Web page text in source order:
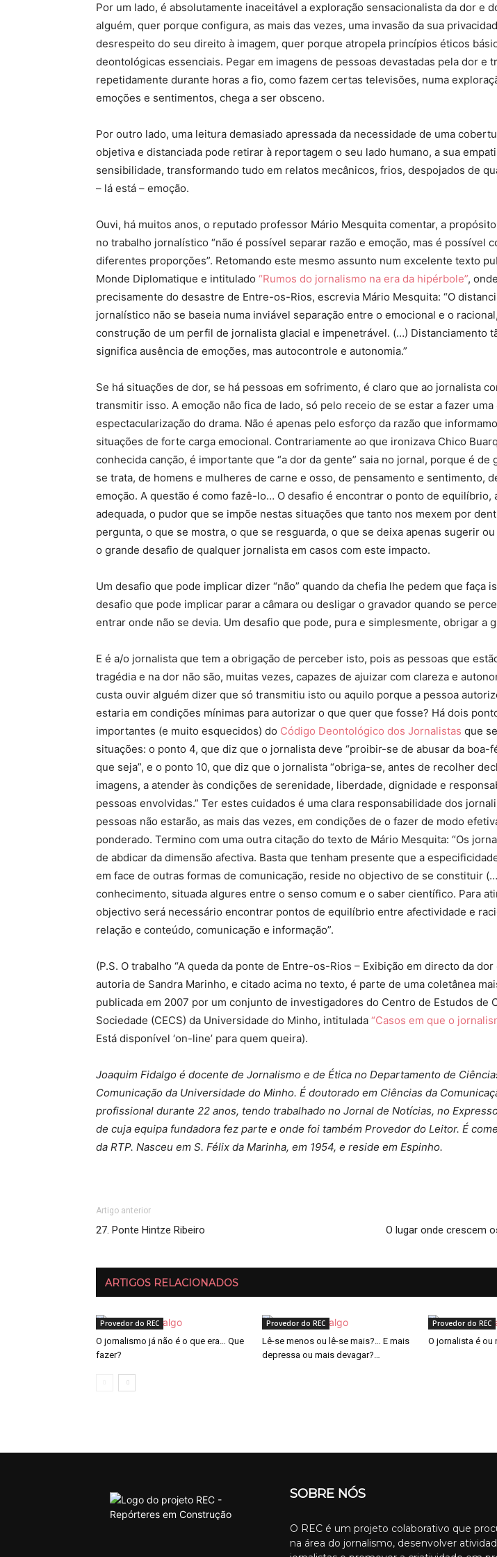
Por um lado, é absolutamente inaceitável a exploração sensacionalista da dor e
alguém, quer porque configura, as mais das vezes, uma invasão da sua
desrespeito do seu direito à imagem, quer porque atropela princípios éticos
deontológicas essenciais. Pegar em imagens de pessoas devastadas pela dor e
repetidamente durante horas a fio, como fazem certas televisões, numa
emoções e sentimentos, chega a ser obsceno.
Por outro lado, uma leitura demasiado apressada da necessidade de uma
objetiva e distanciada pode retirar à reportagem o seu lado humano, a sua
sensibilidade, transformando tudo em relatos mecânicos, frios, despojados de
– lá está – emoção.
Ouvi, há muitos anos, o reputado professor Mário Mesquita comentar, a
no trabalho jornalístico “não é possível separar razão e emoção, mas é possível
diferentes proporções”. Retomando este mesmo assunto num excelente texto
Monde Diplomatique e intitulado “Rumos do jornalismo na era da hipérbole”,
precisamente do desastre de Entre-os-Rios, escrevia Mário Mesquita: “O
jornalístico não se baseia numa inviável separação entre o emocional e o
construção de um perfil de jornalista glacial e impenetrável. (…) Distanciamento
significa ausência de emoções, mas autocontrole e autonomia.”
Se há situações de dor, se há pessoas em sofrimento, é claro que ao jornalista
transmitir isso. A emoção não fica de lado, só pelo receio de se estar a fazer
espectacularização do drama. Não é apenas pelo esforço da razão que
situações de forte carga emocional. Contrariamente ao que ironizava Chico
conhecida canção, é importante que “a dor da gente” saia no jornal, porque é de
se trata, de homens e mulheres de carne e osso, de pensamento e sentimento,
emoção. A questão é como fazê-lo… O desafio é encontrar o ponto de equilíbrio,
adequada, o pudor que se impõe nestas situações que tanto nos mexem por
pergunta, o que se mostra, o que se resguarda, o que se deixa apenas sugerir
o grande desafio de qualquer jornalista em casos com este impacto.
Um desafio que pode implicar dizer “não” quando da chefia lhe pedem que faça
desafio que pode implicar parar a câmara ou desligar o gravador quando se
entrar onde não se devia. Um desafio que pode, pura e simplesmente, obrigar a
E é a/o jornalista que tem a obrigação de perceber isto, pois as pessoas que
tragédia e na dor não são, muitas vezes, capazes de ajuizar com clareza e
custa ouvir alguém dizer que só transmitiu isto ou aquilo porque a pessoa
estaria em condições mínimas para autorizar o que quer que fosse? Há dois
importantes (e muito esquecidos) do Código Deontológico dos Jornalistas que
situações: o ponto 4, que diz que o jornalista deve “proibir-se de abusar da boa-
que seja”, e o ponto 10, que diz que o jornalista “obriga-se, antes de recolher
imagens, a atender às condições de serenidade, liberdade, dignidade e
pessoas envolvidas.” Ter estes cuidados é uma clara responsabilidade dos
pessoas não estarão, as mais das vezes, em condições de o fazer de modo
ponderado. Termino com uma outra citação do texto de Mário Mesquita: “Os
de abdicar da dimensão afectiva. Basta que tenham presente que a
em face de outras formas de comunicação, reside no objectivo de se constituir
conhecimento, situada algures entre o senso comum e o saber científico. Para
objectivo será necessário encontrar pontos de equilíbrio entre afectividade e
relação e conteúdo, comunicação e informação”.
(P.S. O trabalho “A queda da ponte de Entre-os-Rios – Exibição em directo da dor
autoria de Sandra Marinho, e citado acima no texto, é parte de uma coletânea
publicada em 2007 por um conjunto de investigadores do Centro de Estudos de
Sociedade (CECS) da Universidade do Minho, intitulada “Casos em que o
Está disponível ‘on-line’ para quem queira).
Joaquim Fidalgo é docente de Jornalismo e de Ética no Departamento de
Comunicação da Universidade do Minho. É doutorado em Ciências da
profissional durante 22 anos, tendo trabalhado no Jornal de Notícias, no
de cuja equipa fundadora fez parte e onde foi também Provedor do Leitor. É
da RTP. Nasceu em S. Félix da Marinha, em 1954, e reside em Espinho.
Artigo anterior
27. Ponte Hintze Ribeiro O lugar onde crescem
ARTIGOS RELACIONADOS
Provedor do REC
O jornalismo já não é o que era… Que
fazer?
Provedor do REC
Lê-se menos ou lê-se mais?… E mais
depressa ou mais devagar?…
Provedor do REC
O jornalista é ou
SOBRE NÓS
O REC é um projeto colaborativo que
na área do jornalismo, desenvolver